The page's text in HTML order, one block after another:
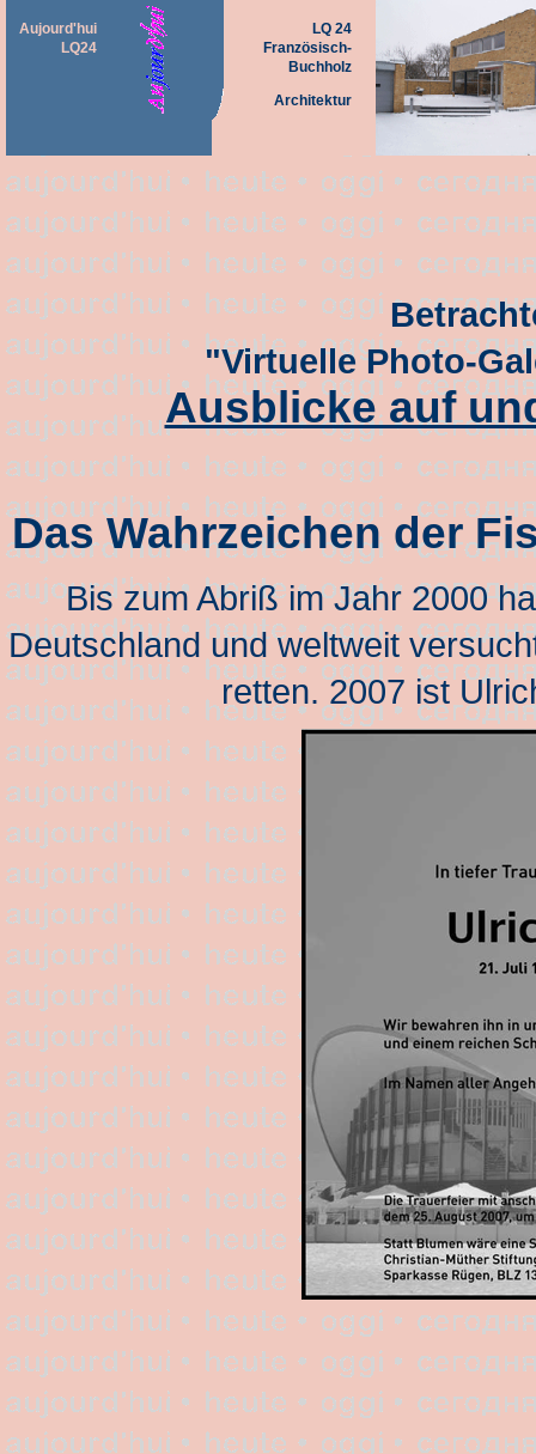
Aujourd'hui
LQ24
LQ 24
Französisch-
Buchholz
Architektur
"Virtuelle Photo-
Ausblicke auf
Das Wahrzeichen der
Bis zum Abriß im Jahr 2000
Deutschland und weltweit
retten. 2007 ist